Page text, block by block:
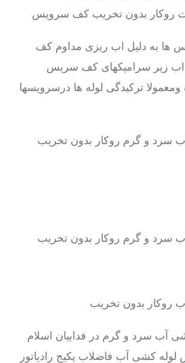
روکار بدون تخریب کف سرویس
ها به دلیل اب ریزی مداوم کف
زیر سرامیکهای کف سریس
ومعمولا ترکیدگی لوله ها درسرویسها